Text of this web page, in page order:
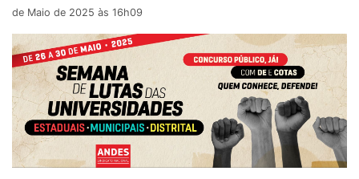
de Maio de 2025 às 16h09